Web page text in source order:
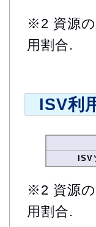
※2 資源の
用割合.
ISV利
ISV
※2 資源の
用割合.